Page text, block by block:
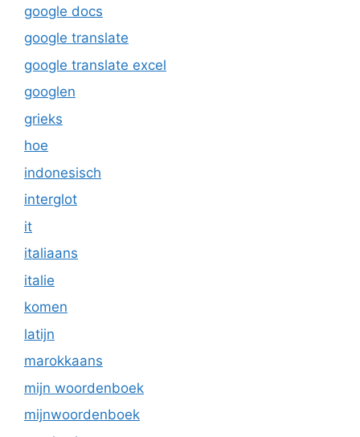
google docs
google translate
google translate excel
googlen
grieks
hoe
indonesisch
interglot
it
italiaans
italie
komen
latijn
marokkaans
mijn woordenboek
mijnwoordenboek